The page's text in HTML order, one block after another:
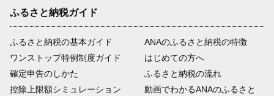
ふるさと納税ガイド
ふるさと納税の基本ガイド
ワンストップ特例制度ガイド
確定申告のしかた
控除上限額シミュレーション
ANAのふるさと納税の特徴
はじめての方へ
ふるさと納税の流れ
動画でわかるANAのふるさと